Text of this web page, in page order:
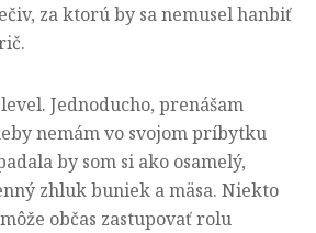
za ktorú by sa nemusel hanbiť
Jednoducho, prenášam
nemám vo svojom príbytku
by som si ako osamelý,
zhluk buniek a mäsa. Niekto
občas zastupovať rolu